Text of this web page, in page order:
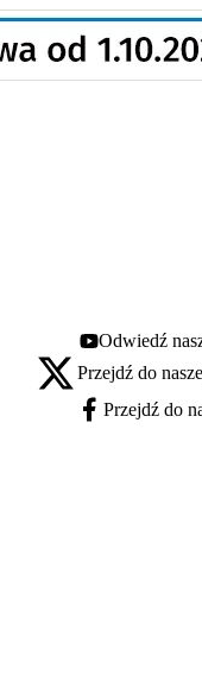
Youtube - otwiera
Odwiedź
X - otwiera się w nowej
Przejdź do
Facebook - otwiera
Przejdź do